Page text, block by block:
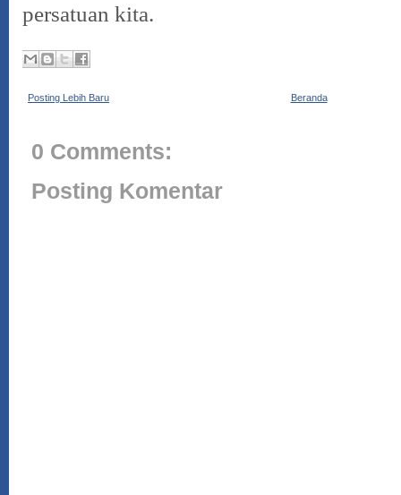
persatuan kita.
Posting Lebih Baru Beranda
0 Comments:
Posting Komentar